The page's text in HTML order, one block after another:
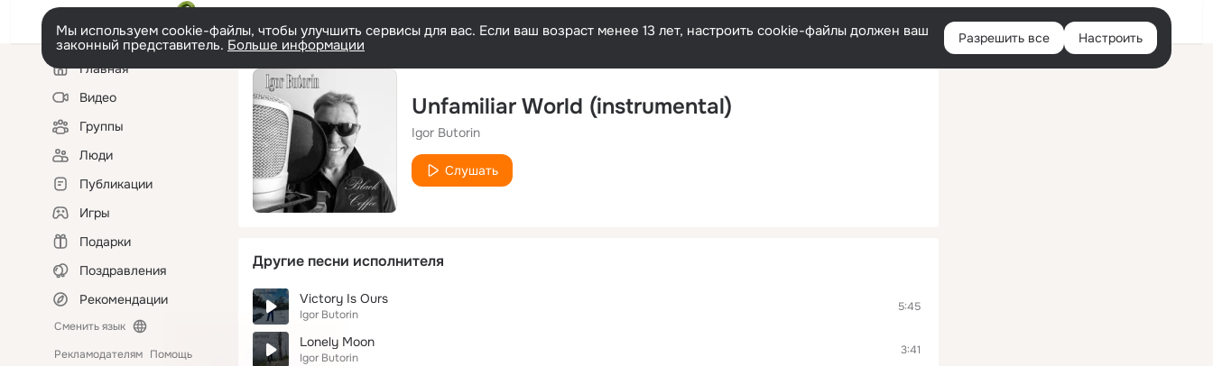
Войти
Мы используем cookie-файлы, чтобы улучшить сервисы для вас. Если ваш возраст менее 13 лет, настроить cookie-файлы должен ваш
законный представитель. Больше информации Разрешить все Настроить
Левая
колонкаГлавная
Видео
Группы
Люди
Публикации
Игры
Подарки
Поздравления
Рекомендации
Сменить язык
Рекламодателям Помощь
Unfamiliar World (instrumental)
Igor Butorin
Слушать
Другие песни исполнителя
Victory Is Ours
Igor Butorin
5:45
Lonely Moon
Igor Butorin
3:41